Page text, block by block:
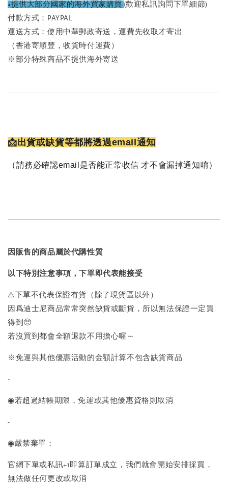
▲提供大部分國家的海外買家購買 (歡迎私訊詢問下單細節)
付款方式：PAYPAL
運送方式：使用中華郵政寄送，運費先收取才寄出
（香港寄順豐，收貨時付運費）
※部分特殊商品不提供海外寄送
📩出貨或缺貨等都將透過email通知
（請務必確認email是否能正常收信 才不會漏掉通知唷）
因販售的商品屬於代購性質
以下特別注意事項，下單即代表能接受
⚠️下單不代表保證有貨（除了現貨區以外）
因爲迪士尼商品常常突然缺貨或斷貨， 所以無法保證一定買
得到 🥺
若沒買到都會全額退款不用擔心喔～
※免運與其他優惠活動的金額計算不包含缺貨商品
-
◉若超過結帳期限，免運或其他優惠資格則取消
-
◉嚴禁棄單：
官網下單或私訊+1即算訂單成立，我們就會開始安排採買，
無法做任何更改或取消